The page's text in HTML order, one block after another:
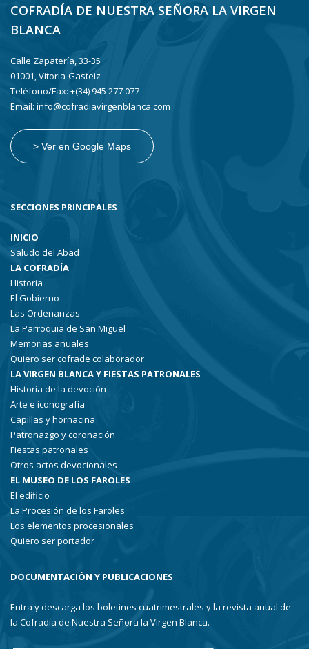
COFRADÍA DE NUESTRA SEÑORA LA VIRGEN
BLANCA
Calle Zapatería, 33-35
01001, Vitoria-Gasteiz
Teléfono/Fax: +(34) 945 277 077
Email: info@cofradiavirgenblanca.com
> Ver en Google Maps
SECCIONES PRINCIPALES
INICIO
Saludo del Abad
LA COFRADÍA
Historia
El Gobierno
Las Ordenanzas
La Parroquia de San Miguel
Memorias anuales
Quiero ser cofrade colaborador
LA VIRGEN BLANCA Y FIESTAS PATRONALES
Historia de la devoción
Arte e iconografía
Capillas y hornacina
Patronazgo y coronación
Fiestas patronales
Otros actos devocionales
EL MUSEO DE LOS FAROLES
El edificio
La Procesión de los Faroles
Los elementos procesionales
Quiero ser portador
DOCUMENTACIÓN Y PUBLICACIONES
Entra y descarga los boletines cuatrimestrales y la revista anual de
la Cofradía de Nuestra Señora la Virgen Blanca.